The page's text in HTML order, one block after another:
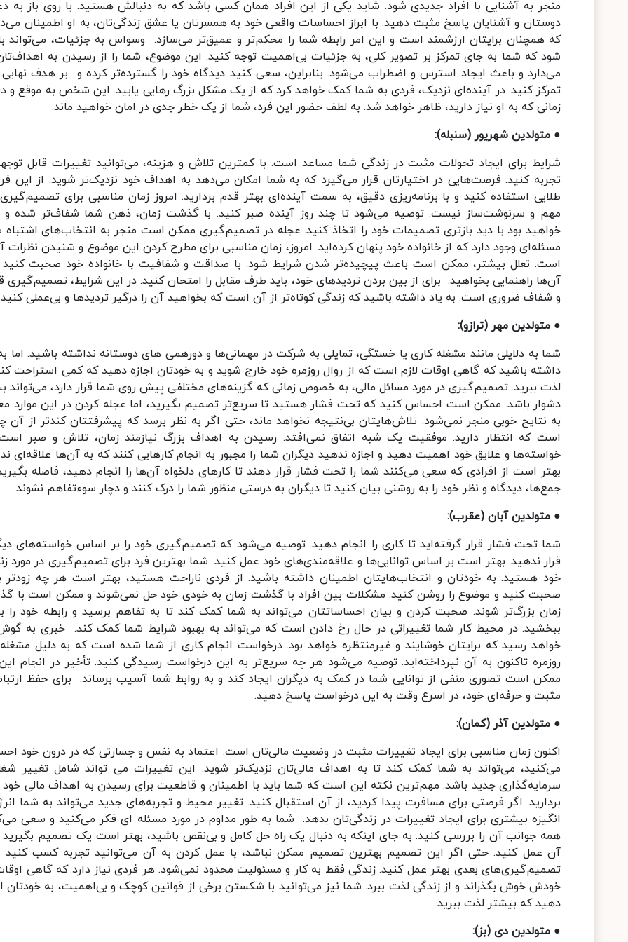
منجر به آشنایی با افراد جدیدی شود. شاید یکی از این افراد همان کسی باشد که به دنبالش هستید. با روی باز به
دوستان و آشنایان پاسخ مثبت دهید. با ابراز احساسات واقعی خود به همسرتان یا عشق زندگی‌تان، به او اطمینان
که همچنان برایتان ارزشمند است و این امر رابطه شما را محکم‌تر و عمیق‌تر می‌سازد. وسواس به جزئیات، می‌تواند
شود که شما به جای تمرکز بر تصویر کلی، به جزئیات بی‌اهمیت توجه کنید. این موضوع، شما را از رسیدن به
می‌دارد و باعث ایجاد استرس و اضطراب می‌شود. بنابراین، سعی کنید دیدگاه خود را گسترده‌تر کرده و بر هدف
تمرکز کنید. در آینده‌ای نزدیک، فردی به شما کمک خواهد کرد که از یک مشکل بزرگ رهایی یابید. این شخص به موقع و
زمانی که به او نیاز دارید، ظاهر خواهد شد. به لطف حضور این فرد، شما از یک خطر جدی در امان خواهید ماند.
● متولدین شهریور (سنبله):
شرایط برای ایجاد تحولات مثبت در زندگی شما مساعد است. با کمترین تلاش و هزینه، می‌توانید تغییرات قابل
تجربه کنید. فرصت‌هایی در اختیارتان قرار می‌گیرد که به شما امکان می‌دهد به اهداف خود نزدیک‌تر شوید. از این
طلایی استفاده کنید و با برنامه‌ریزی دقیق، به سمت آینده‌ای بهتر قدم بردارید. امروز زمان مناسبی برای
مهم و سرنوشت‌ساز نیست. توصیه می‌شود تا چند روز آینده صبر کنید. با گذشت زمان، ذهن شما شفاف‌تر شده و
خواهید بود با دید بازتری تصمیمات خود را اتخاذ کنید. عجله در تصمیم‌گیری ممکن است منجر به انتخاب‌های اشتباه
مسئله‌ای وجود دارد که از خانواده خود پنهان کرده‌اید. امروز، زمان مناسبی برای مطرح کردن این موضوع و شنیدن نظرات
است. تعلل بیشتر، ممکن است باعث پیچیده‌تر شدن شرایط شود. با صداقت و شفافیت با خانواده خود صحبت کنید
آن‌ها راهنمایی بخواهید. برای از بین بردن تردیدهای خود، باید طرف مقابل را امتحان کنید. در این شرایط، تصمیم‌گیری
و شفاف ضروری است. به یاد داشته باشید که زندگی کوتاه‌تر از آن است که بخواهید آن را درگیر تردیدها و بی‌عملی
● متولدین مهر (ترازو):
شما به دلایلی مانند مشغله کاری یا خستگی، تمایلی به شرکت در مهمانی‌ها و دورهمی های دوستانه نداشته باشید. اما
داشته باشید که گاهی اوقات لازم است که از روال روزمره خود خارج شوید و به خودتان اجازه دهید که کمی استراحت
لذت ببرید. تصمیم‌گیری در مورد مسائل مالی، به خصوص زمانی که گزینه‌های مختلفی پیش روی شما قرار دارد، می‌تواند
دشوار باشد. ممکن است احساس کنید که تحت فشار هستید تا سریع‌تر تصمیم بگیرید، اما عجله کردن در این موارد
به نتایج خوبی منجر نمی‌شود. تلاش‌هایتان بی‌نتیجه نخواهد ماند، حتی اگر به نظر برسد که پیشرفتتان کندتر از آن
است که انتظار دارید. موفقیت یک شبه اتفاق نمی‌افتد. رسیدن به اهداف بزرگ نیازمند زمان، تلاش و صبر
خواسته‌ها و علایق خود اهمیت دهید و اجازه ندهید دیگران شما را مجبور به انجام کارهایی کنند که به آن‌ها علاقه‌ای
بهتر است از افرادی که سعی می‌کنند شما را تحت فشار قرار دهند تا کارهای دلخواه آن‌ها را انجام دهید، فاصله
جمع‌ها، دیدگاه و نظر خود را به روشنی بیان کنید تا دیگران به درستی منظور شما را درک کنند و دچار سوءتفاهم نشوند.
● متولدین آبان (عقرب):
شما تحت فشار قرار گرفته‌اید تا کاری را انجام دهید. توصیه می‌شود که تصمیم‌گیری خود را بر اساس خواسته‌های
قرار ندهید. بهتر است بر اساس توانایی‌ها و علاقه‌مندی‌های خود عمل کنید. شما بهترین فرد برای تصمیم‌گیری در مورد
خود هستید. به خودتان و انتخاب‌هایتان اطمینان داشته باشید. از فردی ناراحت هستید، بهتر است هر چه زودتر
صحبت کنید و موضوع را روشن کنید. مشکلات بین افراد با گذشت زمان به خودی خود حل نمی‌شوند و ممکن است با
زمان بزرگ‌تر شوند. صحبت کردن و بیان احساساتتان می‌تواند به شما کمک کند تا به تفاهم برسید و رابطه خود را
ببخشید. در محیط کار شما تغییراتی در حال رخ دادن است که می‌تواند به بهبود شرایط شما کمک کند. خبری به
خواهد رسید که برایتان خوشایند و غیرمنتظره خواهد بود. درخواست انجام کاری از شما شده است که به دلیل
روزمره تاکنون به آن نپرداخته‌اید. توصیه می‌شود هر چه سریع‌تر به این درخواست رسیدگی کنید. تأخیر در انجام
ممکن است تصوری منفی از توانایی شما در کمک به دیگران ایجاد کند و به روابط شما آسیب برساند. برای حفظ
مثبت و حرفه‌ای خود، در اسرع وقت به این درخواست پاسخ دهید.
● متولدین آذر (کمان):
اکنون زمان مناسبی برای ایجاد تغییرات مثبت در وضعیت مالی‌تان است. اعتماد به نفس و جسارتی که در درون خود
می‌کنید، می‌تواند به شما کمک کند تا به اهداف مالی‌تان نزدیک‌تر شوید. این تغییرات می تواند شامل تغییر
سرمایه‌گذاری جدید باشد. مهم‌ترین نکته این است که شما باید با اطمینان و قاطعیت برای رسیدن به اهداف مالی
بردارید. اگر فرصتی برای مسافرت پیدا کردید، از آن استقبال کنید. تغییر محیط و تجربه‌های جدید می‌تواند به شما
انگیزه بیشتری برای ایجاد تغییرات در زندگی‌تان بدهد. شما به طور مداوم در مورد مسئله ای فکر می‌کنید و سعی
همه جوانب آن را بررسی کنید. به جای اینکه به دنبال یک راه حل کامل و بی‌نقص باشید، بهتر است یک تصمیم بگیرید
آن عمل کنید. حتی اگر این تصمیم بهترین تصمیم ممکن نباشد، با عمل کردن به آن می‌توانید تجربه کسب کنید
تصمیم‌گیری‌های بعدی بهتر عمل کنید. زندگی فقط به کار و مسئولیت محدود نمی‌شود. هر فردی نیاز دارد که گاهی
خودش خوش بگذراند و از زندگی لذت ببرد. شما نیز می‌توانید با شکستن برخی از قوانین کوچک و بی‌اهمیت، به خودتان
دهید که بیشتر لذت ببرید.
● متولدین دی (بز):